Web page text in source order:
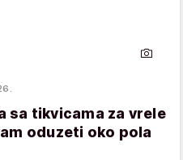
sa tikvicama za vrele
oduzeti oko pola